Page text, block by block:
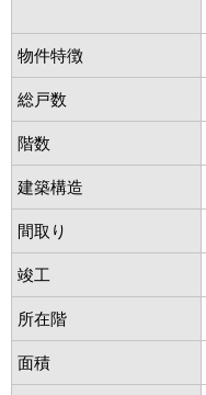
物件特徴
総戸数
階数
建築構造
間取り
竣工
所在階
面積